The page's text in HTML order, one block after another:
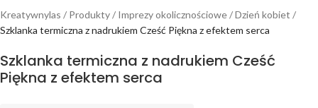
Kreatywnylas / Produkty/ Imprezy okolicznościowe/Dzień kobiet /
Szklanka termiczna z nadrukiem Cześć Piękna z efektem serca
Szklanka termiczna z nadrukiem Cześć
Piękna z efektem serca